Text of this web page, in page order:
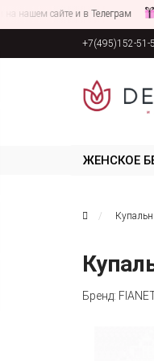
сайте и в Телеграм
+7(495)152-51-
ЖЕНСКОЕ
Бренд: